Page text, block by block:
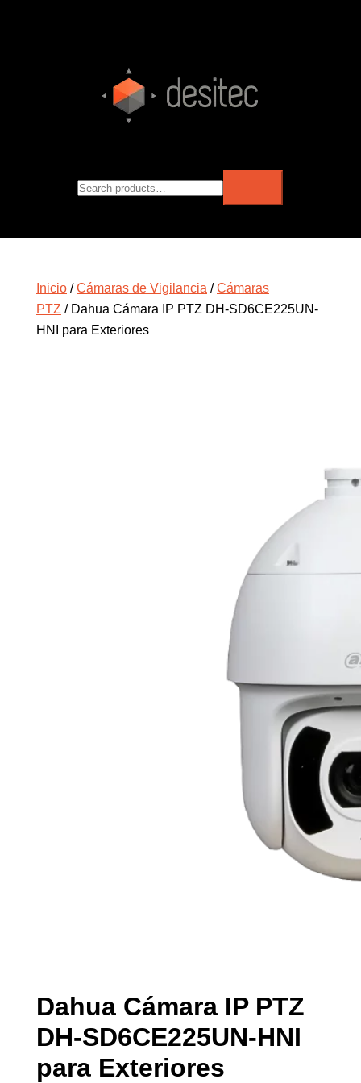
Inicio /Cámaras de Vigilancia /Cámaras
PTZ / Dahua Cámara IP PTZ DH-SD6CE225UN-
HNI para Exteriores
Dahua Cámara IP PTZ
DH-SD6CE225UN-HNI
para Exteriores